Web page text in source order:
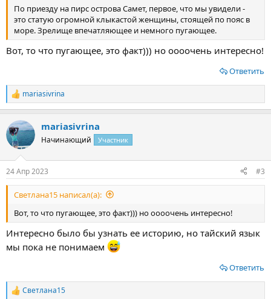
По приезду на пирс острова Самет, первое, что мы увидели -
это статую огромной клыкастой женщины, стоящей по пояс в
море. Зрелище впечатляющее и немного пугающее.
Вот, то что пугающее, это факт))) но оооочень интересно!
Ответить
Р
е
к
ц
и
mariasivrina
mariasivrina
Начинающий Участник
24 Апр 2023 #3
Светлана15 написал(а):
Вот, то что пугающее, это факт))) но оооочень интересно!
Интересно было бы узнать ее историю, но тайский язык
мы пока не понимаем
Ответить
Р
Светлана15